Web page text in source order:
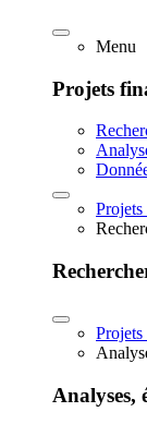
Menu
Projets
Projets
Projets
Analyses,